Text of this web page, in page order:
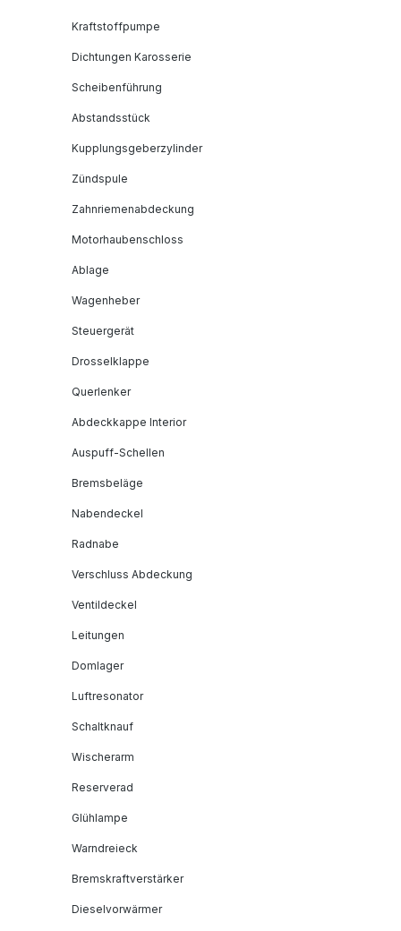
Kraftstoffpumpe
Dichtungen Karosserie
Scheibenführung
Abstandsstück
Kupplungsgeberzylinder
Zündspule
Zahnriemenabdeckung
Motorhaubenschloss
Ablage
Wagenheber
Steuergerät
Drosselklappe
Querlenker
Abdeckkappe Interior
Auspuff-Schellen
Bremsbeläge
Nabendeckel
Radnabe
Verschluss Abdeckung
Ventildeckel
Leitungen
Domlager
Luftresonator
Schaltknauf
Wischerarm
Reserverad
Glühlampe
Warndreieck
Bremskraftverstärker
Dieselvorwärmer